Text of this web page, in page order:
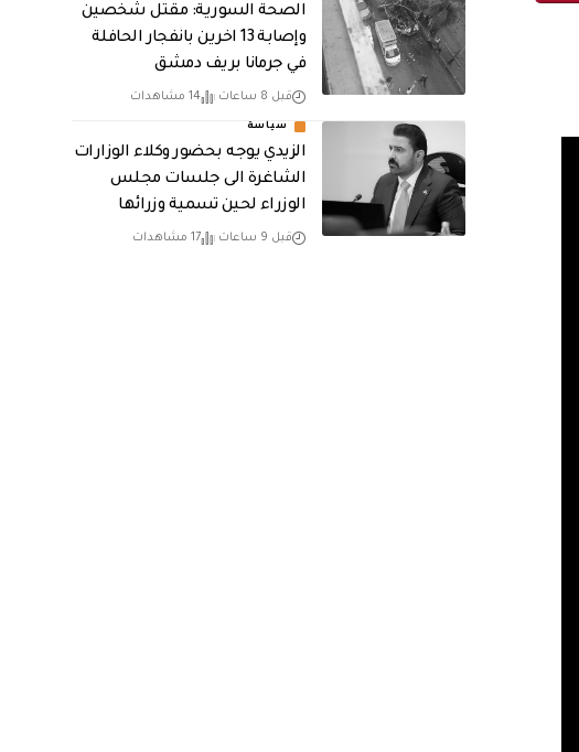
الصحة السورية: مقتل شخصين
وإصابة 13 اخرين بانفجار الحافلة
في جرمانا بريف دمشق
قبل 8 ساعات 14 مشاهدات
سياسة
الزيدي يوجه بحضور وكلاء الوزارات
الشاغرة الى جلسات مجلس
الوزراء لحين تسمية وزرائها
قبل 9 ساعات 17 مشاهدات